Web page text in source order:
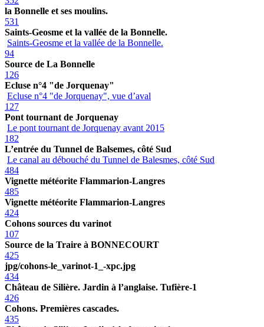
la Bonnelle et ses moulins.
531
Saints-Geosme et la vallée de la Bonnelle.
Saints-Geosme et la vallée de la Bonnelle.
94
Source de La Bonnelle
126
Ecluse n°4 "de Jorquenay"
Ecluse n°4 "de Jorquenay", vue d’aval
127
Pont tournant de Jorquenay
Le pont tournant de Jorquenay avant 2015
182
L’entrée du Tunnel de Balsemes, côté Sud
Le canal au débouché du Tunnel de Balesmes, côté Sud
484
Vignette météorite Flammarion-Langres
485
Vignette météorite Flammarion-Langres
424
Cohons sources du varinot
107
Source de la Traire à BONNECOURT
425
jpg/cohons-le_varinot-1_-xpc.jpg
434
Château de Silière. Jardin à l’anglaise. Tufière-1
426
Cohons. Premières cascades.
435